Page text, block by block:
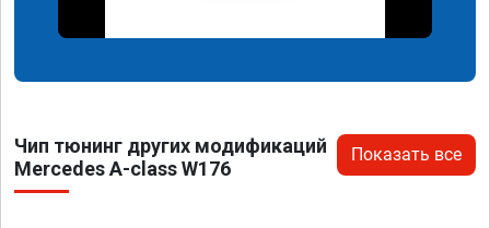
Чип тюнинг других модификаций
Mercedes A-class W176
Показать все